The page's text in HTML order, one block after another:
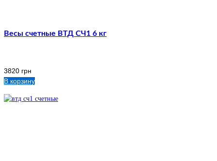
Весы счетные ВТД СЧ1 6 кг
3820 грн
В корзину